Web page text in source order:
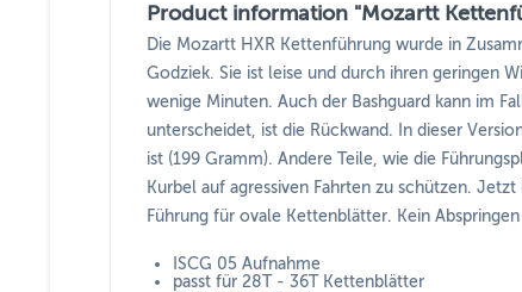
Product information "Mozartt
Die Mozartt HXR Kettenführung wurde in
Godziek. Sie ist leise und durch ihren geringen
wenige Minuten. Auch der Bashguard kann im
unterscheidet, ist die Rückwand. In dieser
ist (199 Gramm). Andere Teile, wie die
Kurbel auf agressiven Fahrten zu schützen.
Führung für ovale Kettenblätter. Kein
ISCG 05 Aufnahme
passt für 28T - 36T Kettenblätter